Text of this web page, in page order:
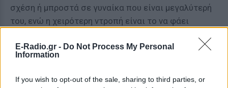
E-Radio.gr - Do Not Process My Personal
Information
If you wish to opt-out of the sale, sharing to third parties, or
σχέση ή μπροστά σε γυναίκα που είναι μεγαλύτερή
του, ενώ η χειρότερη ντροπή είναι το να φάει
αυτολύπηση, ενώ η φιλοξενία τους θεωρείται
θρυλική, μιας και υποδέχονται βασιλικά τους